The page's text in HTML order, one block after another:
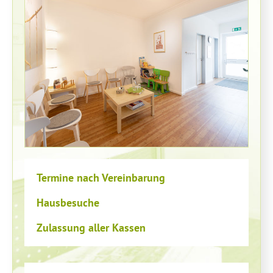
Termine nach Vereinbarung
Hausbesuche
Zulassung aller Kassen